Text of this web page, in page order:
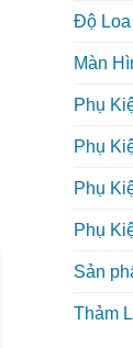
Độ Loa
Màn
Phụ
Phụ
Phụ
Phụ
Sản
Thảm